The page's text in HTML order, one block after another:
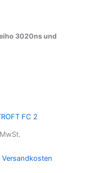
3020ns und
Versandkosten